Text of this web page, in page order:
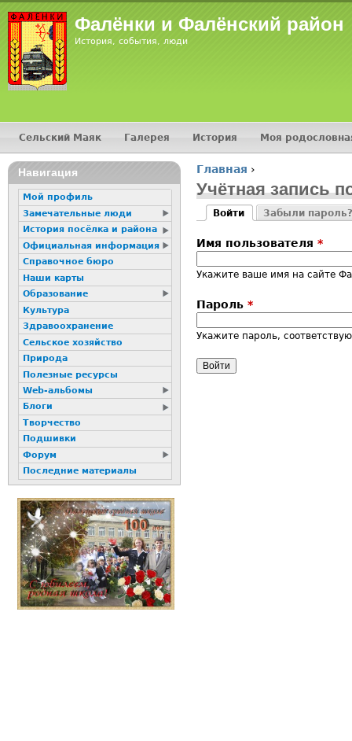
Фалёнки и Фалёнский район
История, события, люди
Вы здесь
Главная ›
Учётная запись
Главные
Войти
Забыли пароль?
Имя пользователя *
Укажите ваше имя на сайте
Пароль *
Укажите пароль,
Главное меню
Сельский Маяк Галерея История Моя
16+
Навигация
Мой профиль
Замечательные люди
История посёлка и района
Официальная информация
Справочное бюро
Наши карты
Образование
Культура
Здравоохранение
Сельское хозяйство
Природа
Полезные ресурсы
Web-альбомы
Блоги
Творчество
Подшивки
Форум
Последние материалы